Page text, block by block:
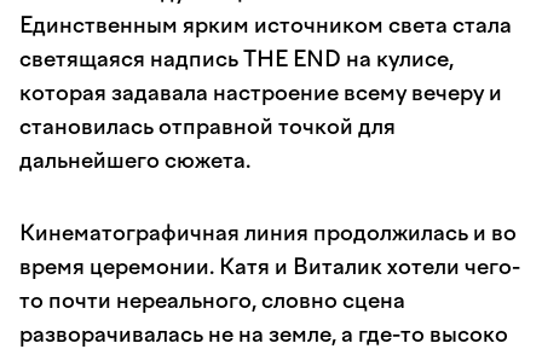
Единственным ярким источником света стала
светящаяся надпись THE END на кулисе,
которая задавала настроение всему вечеру и
становилась отправной точкой для
дальнейшего сюжета.
Кинематографичная линия продолжилась и во
время церемонии. Катя и Виталик хотели чего-
то почти нереального, словно сцена
разворачивалась не на земле, а где-то высоко